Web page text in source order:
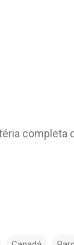
completa